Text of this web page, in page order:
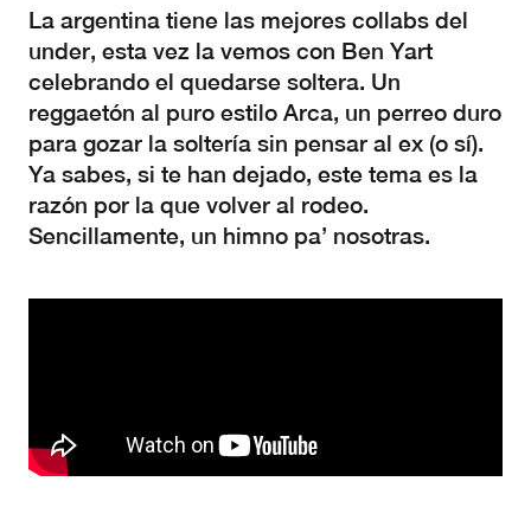
La argentina tiene las mejores collabs del
under, esta vez la vemos con Ben Yart
celebrando el quedarse soltera. Un
reggaetón al puro estilo Arca, un perreo duro
para gozar la soltería sin pensar al ex (o sí).
Ya sabes, si te han dejado, este tema es la
razón por la que volver al rodeo.
Sencillamente, un himno pa’ nosotras.